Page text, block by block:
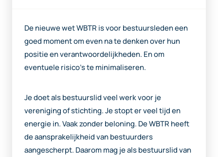
De nieuwe wet WBTR is voor bestuursleden een
goed moment om even na te denken over hun
positie en verantwoordelijkheden. En om
eventuele risico’s te minimaliseren.
Je doet als bestuurslid veel werk voor je
vereniging of stichting. Je stopt er veel tijd en
energie in. Vaak zonder beloning. De WBTR heeft
de aansprakelijkheid van bestuurders
aangescherpt. Daarom mag je als bestuurslid van